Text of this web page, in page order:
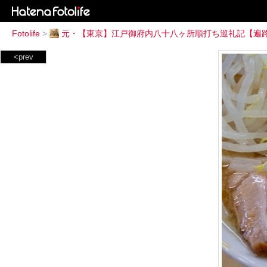
Fotolife > 元・【東京】江戸御府内八十八ヶ所順打ち巡礼記【遍
<prev